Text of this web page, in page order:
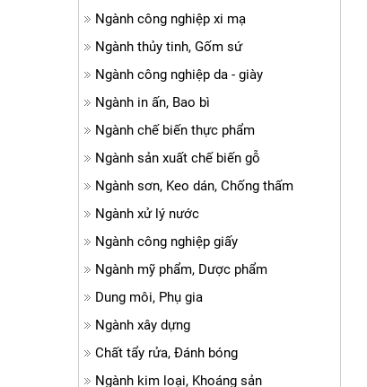
Ngành công nghiệp xi mạ
Ngành thủy tinh, Gốm sứ
Ngành công nghiệp da - giày
Ngành in ấn, Bao bì
Ngành chế biến thực phẩm
Ngành sản xuất chế biến gỗ
Ngành sơn, Keo dán, Chống thấm
Ngành xử lý nước
Ngành công nghiệp giấy
Ngành mỹ phẩm, Dược phẩm
Dung môi, Phụ gia
Ngành xây dựng
Chất tẩy rửa, Đánh bóng
Ngành kim loại, Khoáng sản